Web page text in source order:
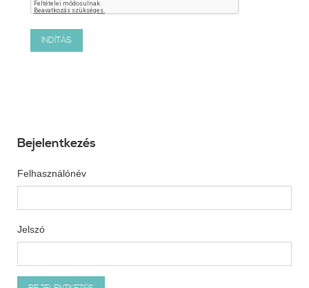
INDÍTÁS
Bejelentkezés
Felhasználónév
Jelszó